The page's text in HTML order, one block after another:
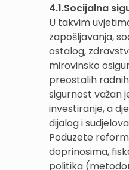
4.1.Socijalna
U takvim
zapošljavanja,
ostalog,
mirovinsko
preostalih
sigurnost važan
investiranje, a
dijalog i
Poduzete
doprinosima,
politika